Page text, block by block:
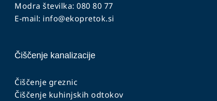
Modra številka: 080 80 77
E-mail: info@ekopretok.si
Čiščenje kanalizacije
Čiščenje greznic
Čiščenje kuhinjskih odtokov